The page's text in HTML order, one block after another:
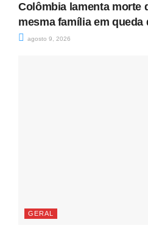
Colômbia lamenta morte
mesma família em
agosto 9, 2026
GERAL